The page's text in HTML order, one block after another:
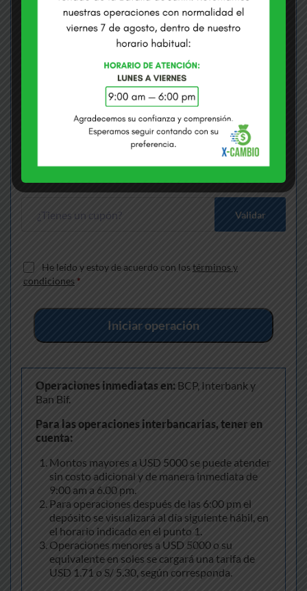
COMPRAMOS USD
S/3.3710
VENDEMOS USD
S/3.4100
Dólares
Gana S/170.11más que cambiando en bancos
Validar
He leído y estoy de acuerdo con lostérminos y
condiciones*
Iniciar operación
Operaciones inmediatas en: BCP, Interbank y
Ban Bif.
Para las operaciones interbancarias, tener en
cuenta:
Montos mayores a USD 5000 se puede atender
sin costo adicional y de manera inmediata de
9:00 am a 6.00 pm.
Para operaciones después de las 6:00 pm el
depósito se visualizará al día siguiente hábil, en
el horario indicado en el punto 1.
Operaciones menores a USD 5000 o su
equivalente en soles se cargará una tarifa de
USD 1.71 o S/ 5.30, según corresponda.